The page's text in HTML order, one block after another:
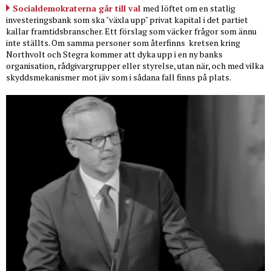
Socialdemokraterna går till val med löftet om en statlig
investeringsbank som ska "växla upp" privat kapital i det partiet
kallar framtidsbranscher. Ett förslag som väcker frågor som ännu
inte ställts. Om samma personer som återfinns kretsen kring
Northvolt och Stegra kommer att dyka upp i en ny banks
organisation, rådgivargrupper eller styrelse, utan när, och med vilka
skyddsmekanismer mot jäv som i sådana fall finns på plats.